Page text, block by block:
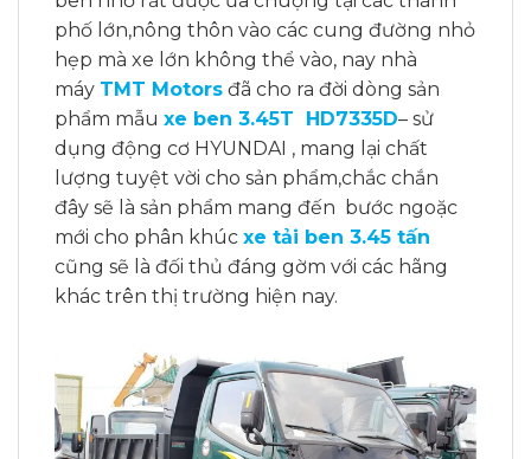
phố lớn,nông thôn vào các cung đường nhỏ
hẹp mà xe lớn không thể vào, nay nhà
máy TMT Motors đã cho ra đời dòng sản
phẩm mẫu xe ben 3.45T HD7335D– sử
dụng động cơ HYUNDAI , mang lại chất
lượng tuyệt vời cho sản phẩm,chắc chắn
đây sẽ là sản phẩm mang đến bước ngoặc
mới cho phân khúc xe tải ben 3.45 tấn
cũng sẽ là đối thủ đáng gờm với các hãng
khác trên thị trường hiện nay.